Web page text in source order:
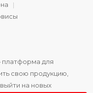
для
свою продукцию,
на новых